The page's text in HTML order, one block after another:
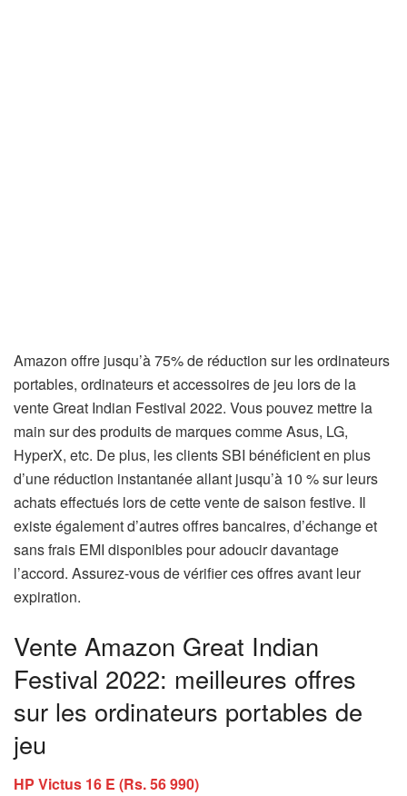
Amazon offre jusqu’à 75% de réduction sur les ordinateurs
portables, ordinateurs et accessoires de jeu lors de la
vente Great Indian Festival 2022. Vous pouvez mettre la
main sur des produits de marques comme Asus, LG,
HyperX, etc. De plus, les clients SBI bénéficient en plus
d’une réduction instantanée allant jusqu’à 10 % sur leurs
achats effectués lors de cette vente de saison festive. Il
existe également d’autres offres bancaires, d’échange et
sans frais EMI disponibles pour adoucir davantage
l’accord. Assurez-vous de vérifier ces offres avant leur
expiration.
Vente Amazon Great Indian
Festival 2022: meilleures offres
sur les ordinateurs portables de
jeu
HP Victus 16 E (Rs. 56 990)